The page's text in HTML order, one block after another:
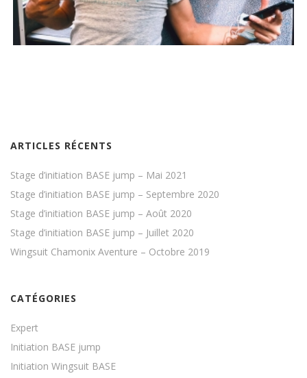
ARTICLES RÉCENTS
Stage d’initiation BASE jump – Mai 2021
Stage d’initiation BASE jump – Septembre 2020
Stage d’initiation BASE jump – Août 2020
Stage d’initiation BASE jump – Juillet 2020
Wingsuit Chamonix Aventure – Octobre 2019
CATÉGORIES
Expert
Initiation BASE jump
Initiation Wingsuit BASE